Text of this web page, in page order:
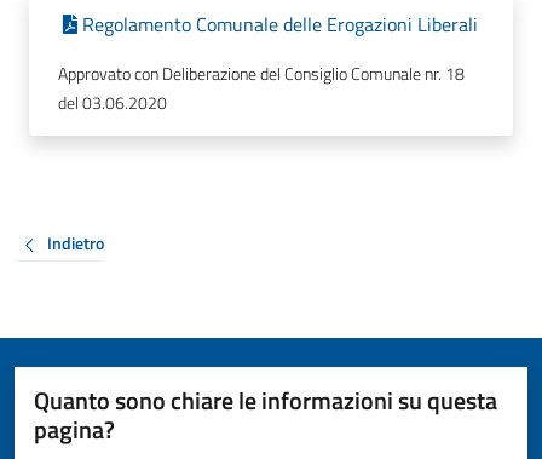
Regolamento Comunale delle Erogazioni Liberali
Approvato con Deliberazione del Consiglio Comunale nr. 18
del 03.06.2020
Indietro
Quanto sono chiare le informazioni su questa
pagina?